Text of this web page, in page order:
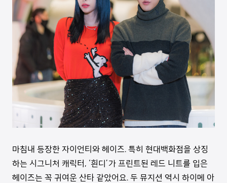
마침내 등장한 자이언티와 헤이즈. 특히 현대백화점을 상징
하는 시그니처 캐릭터, ‘흰디’가 프린트된 레드 니트를 입은
헤이즈는 꼭 귀여운 산타 같았어요. 두 뮤지션 역시 하이메 아